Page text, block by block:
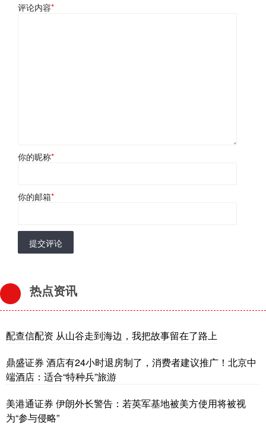
评论内容*
你的昵称*
你的邮箱*
提交评论
热点资讯
配查信配资 从山谷走到海边，我把故事留在了路上
鼎盛证券 酒店有24小时退房制了，消费者建议推广！北京中
端酒店：适合“特种兵”旅游
美港通证券 伊朗外长警告：若英军基地被美方使用将被视
为“参与侵略”